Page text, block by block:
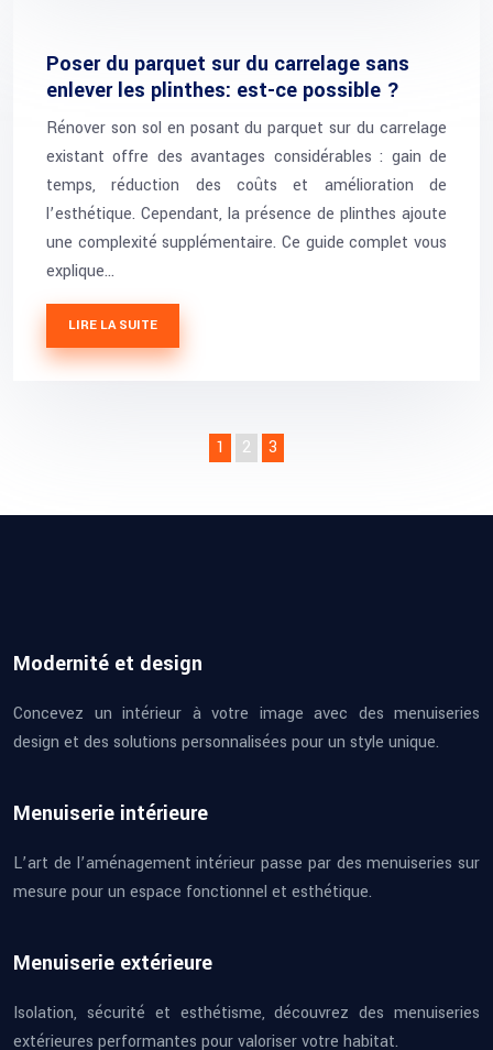
Poser du parquet sur du carrelage sans
enlever les plinthes: est-ce possible ?
Rénover son sol en posant du parquet sur du carrelage
existant offre des avantages considérables : gain de
temps, réduction des coûts et amélioration de
l’esthétique. Cependant, la présence de plinthes ajoute
une complexité supplémentaire. Ce guide complet vous
explique…
LIRE LA SUITE
1 2 3
Modernité et design
Concevez un intérieur à votre image avec des menuiseries
design et des solutions personnalisées pour un style unique.
Menuiserie intérieure
L’art de l’aménagement intérieur passe par des menuiseries sur
mesure pour un espace fonctionnel et esthétique.
Menuiserie extérieure
Isolation, sécurité et esthétisme, découvrez des menuiseries
extérieures performantes pour valoriser votre habitat.